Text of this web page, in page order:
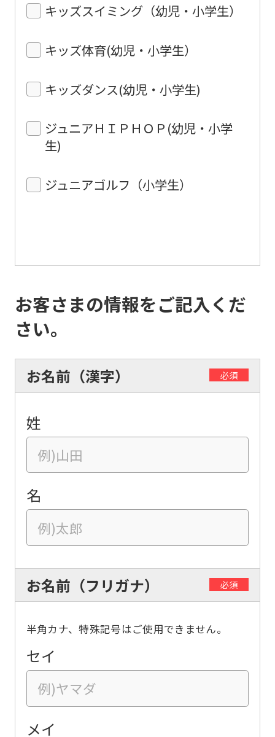
キッズスイミング（幼児・小学生）
キッズ体育(幼児・小学生）
キッズダンス(幼児・小学生)
ジュニアＨＩＰＨＯＰ(幼児・小学
生)
ジュニアゴルフ（小学生）
お客さまの情報をご記入くだ
さい。
お名前（漢字） 必須
姓
名
お名前（フリガナ） 必須
半角カナ、特殊記号はご使用できません。
セイ
メイ